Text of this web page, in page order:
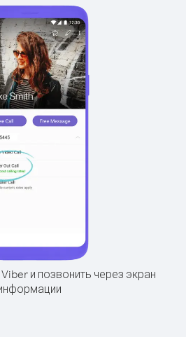
и позвонить через экран